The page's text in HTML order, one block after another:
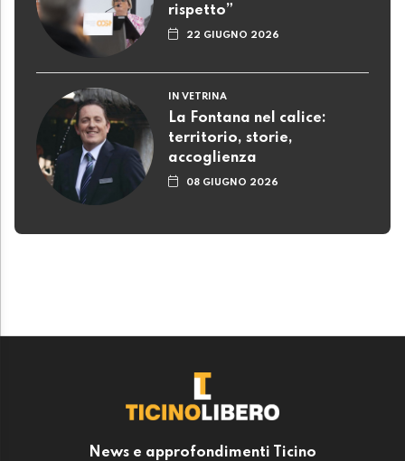
rispetto”
22 GIUGNO 2026
IN VETRINA
La Fontana nel calice:
territorio, storie,
accoglienza
08 GIUGNO 2026
News e approfondimenti Ticino